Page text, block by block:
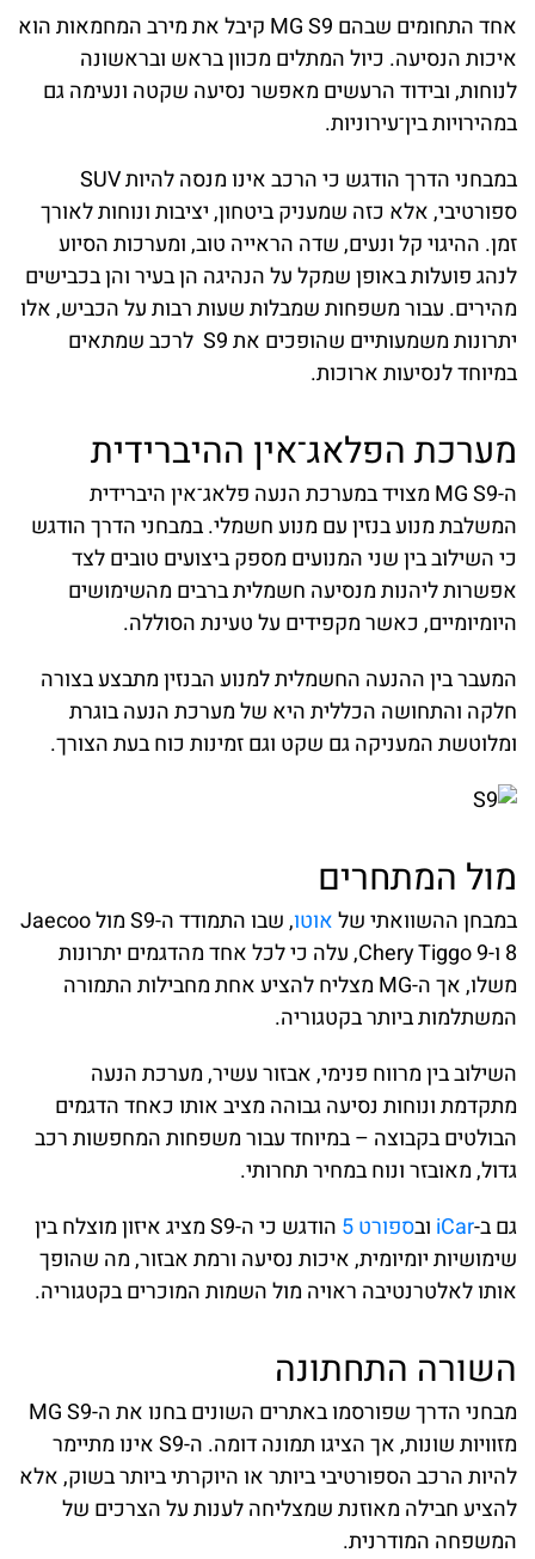
אחד התחומים שבהם MG S9 קיבל את מירב המחמאות הוא
איכות הנסיעה. כיול המתלים מכוון בראש ובראשונה
לנוחות, ובידוד הרעשים מאפשר נסיעה שקטה ונעימה גם
במהירויות בין־עירוניות.
במבחני הדרך הודגש כי הרכב אינו מנסה להיות SUV
ספורטיבי, אלא כזה שמעניק ביטחון, יציבות ונוחות לאורך
זמן. ההיגוי קל ונעים, שדה הראייה טוב, ומערכות הסיוע
לנהג פועלות באופן שמקל על הנהיגה הן בעיר והן בכבישים
מהירים. עבור משפחות שמבלות שעות רבות על הכביש, אלו
יתרונות משמעותיים שהופכים את S9 לרכב שמתאים
במיוחד לנסיעות ארוכות.
מערכת הפלאג־אין ההיברידית
ה-MG S9 מצויד במערכת הנעה פלאג־אין היברידית
המשלבת מנוע בנזין עם מנוע חשמלי. במבחני הדרך הודגש
כי השילוב בין שני המנועים מספק ביצועים טובים לצד
אפשרות ליהנות מנסיעה חשמלית ברבים מהשימושים
היומיומיים, כאשר מקפידים על טעינת הסוללה.
המעבר בין ההנעה החשמלית למנוע הבנזין מתבצע בצורה
חלקה והתחושה הכללית היא של מערכת הנעה בוגרת
ומלוטשת המעניקה גם שקט וגם זמינות כוח בעת הצורך.
מול המתחרים
במבחן ההשוואתי שלאוטו
, שבו התמודד ה-S9 מול Jaecoo
8 ו-Chery Tiggo 9, עלה כי לכל אחד מהדגמים יתרונות
משלו, אך ה-MG מצליח להציע אחת מחבילות התמורה
המשתלמות ביותר בקטגוריה.
השילוב בין מרווח פנימי, אבזור עשיר, מערכת הנעה
מתקדמת ונוחות נסיעה גבוהה מציב אותו כאחד הדגמים
הבולטים בקבוצה – במיוחד עבור משפחות המחפשות רכב
גדול, מאובזר ונוח במחיר תחרותי.
גם ב-iCar ובספורט 5
הודגש כי ה-S9 מציג איזון מוצלח בין
שימושיות יומיומית, איכות נסיעה ורמת אבזור, מה שהופך
אותו לאלטרנטיבה ראויה מול השמות המוכרים בקטגוריה.
השורה התחתונה
מבחני הדרך שפורסמו באתרים השונים בחנו את ה-MG S9
מזוויות שונות, אך הציגו תמונה דומה. ה-S9 אינו מתיימר
להיות הרכב הספורטיבי ביותר או היוקרתי ביותר בשוק, אלא
להציע חבילה מאוזנת שמצליחה לענות על הצרכים של
המשפחה המודרנית.